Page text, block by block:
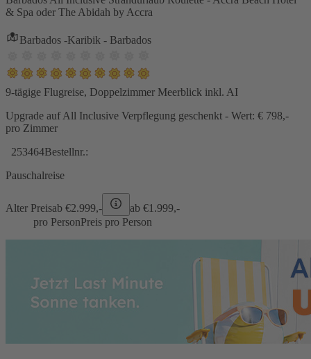
& Spa oder The Abidah by Accra
Barbados -Karibik - Barbados
9-tägige Flugreise, Doppelzimmer Meerblick inkl. AI
Upgrade auf All Inclusive Verpflegung geschenkt - Wert: € 798,-
pro Zimmer
253464Bestellnr.:
Pauschalreise
Alter Preisab €2.999,- ab €1.999,-
pro PersonPreis pro Person